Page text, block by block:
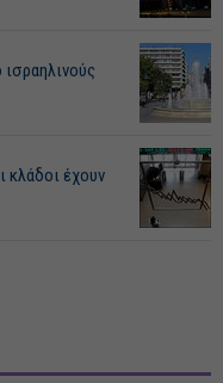
κλάδοι έχουν